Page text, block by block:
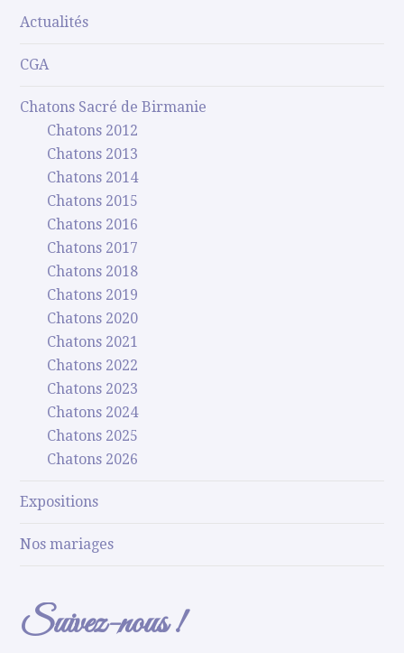
Actualités
CGA
Chatons Sacré de Birmanie
Chatons 2012
Chatons 2013
Chatons 2014
Chatons 2015
Chatons 2016
Chatons 2017
Chatons 2018
Chatons 2019
Chatons 2020
Chatons 2021
Chatons 2022
Chatons 2023
Chatons 2024
Chatons 2025
Chatons 2026
Expositions
Nos mariages
Suivez-nous !